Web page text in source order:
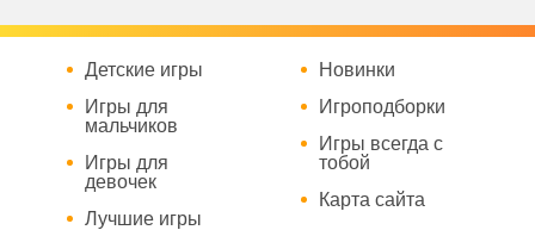
Детские игры
Игры для
мальчиков
Игры для
девочек
Лучшие игры
Новинки
Игроподборки
Игры всегда с
тобой
Карта сайта